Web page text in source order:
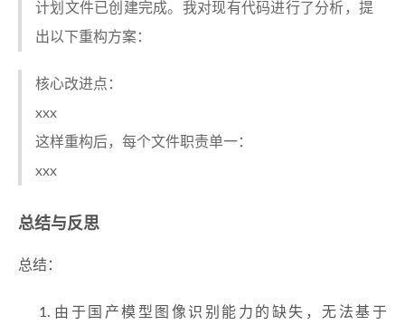
计划文件已创建完成。我对现有代码进行了分析，提
出以下重构方案：
核心改进点：
xxx
这样重构后，每个文件职责单一：
xxx
总结与反思
总结：
由于国产模型图像识别能力的缺失，无法基于